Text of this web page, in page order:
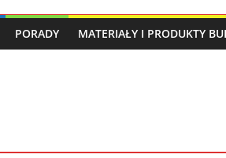
PORADY MATERIAŁY I PRODUKTY